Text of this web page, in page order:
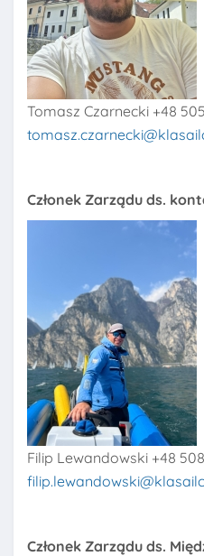
Tomasz Czarnecki +48
Członek Zarządu ds.
Filip Lewandowski +48
Członek Zarządu ds.